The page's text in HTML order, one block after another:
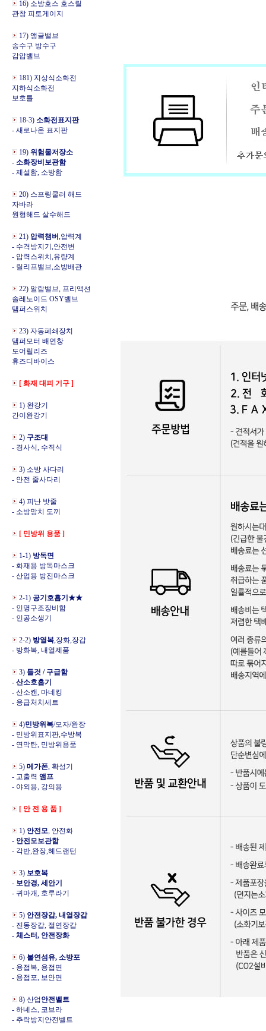
16) 소방호스 호스릴
관창 피토게이지
17) 앵글밸브
송수구 방수구
감압밸브
181) 지상식소화전
지하식소화전
보호틀
18-3) 소화전표지판
- 새로나온 표지판
19) 위험물저장소
- 소화장비보관함
- 제설함, 소방함
20) 스프링쿨러 해드
자바라
원형해드 살수해드
21) 압력챔버,압력계
- 수격방지기,안전변
- 압력스위치,유량계
- 릴리프밸브,소방배관
22) 알람밸브, 프리액션
솔레노이드 OSY밸브
탬퍼스위치
23) 자동폐쇄장치
댐퍼모터 배연창
도어릴리즈
휴즈디바이스
[ 화재 대피 기구 ]
1) 완강기
간이완강기
2) 구조대
- 경사식, 수직식
3) 소방 사다리
- 안전 줄사다리
4) 피난 밧줄
- 소방망치 도끼
[ 민방위 용품 ]
1-1) 방독면
- 화재용 방독마스크
- 산업용 방진마스크
2-1) 공기호흡기★★
- 인명구조장비함
- 인공소생기
2-2) 방열복,장화,장갑
- 방화복, 내열제품
3) 들것 / 구급함
- 산소호흡기
- 산소캔, 마네킹
- 응급처치세트
4)민방위복/모자/완장
- 민방위표지판,수방복
- 연막탄, 민방위용품
5) 메가폰, 확성기
- 고출력 앰프
- 야외용, 강의용
[ 안 전 용 품 ]
1) 안전모, 안전화
- 안전모보관함
- 각반,완장,헤드랜턴
3) 보호복
- 보안경, 세안기
- 귀마개, 호루라기
5) 안전장갑, 내열장갑
- 진동장갑, 절연장갑
- 체스터, 안전장화
6) 불연섬유, 소방포
- 용접복, 용접면
- 용접포, 보안면
8) 산업 안전벨트
- 하네스, 코브라
- 추락방지안전벨트